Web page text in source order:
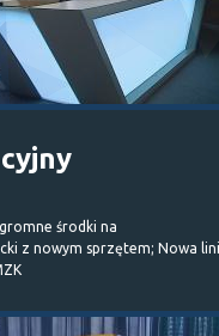
środki na
z nowym sprzętem; Nowa